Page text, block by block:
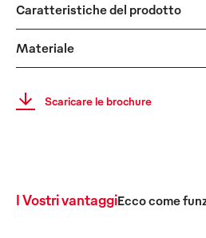
Caratteristiche del prodotto
Materiale
Scaricare le brochure
I Vostri vantaggiEcco come